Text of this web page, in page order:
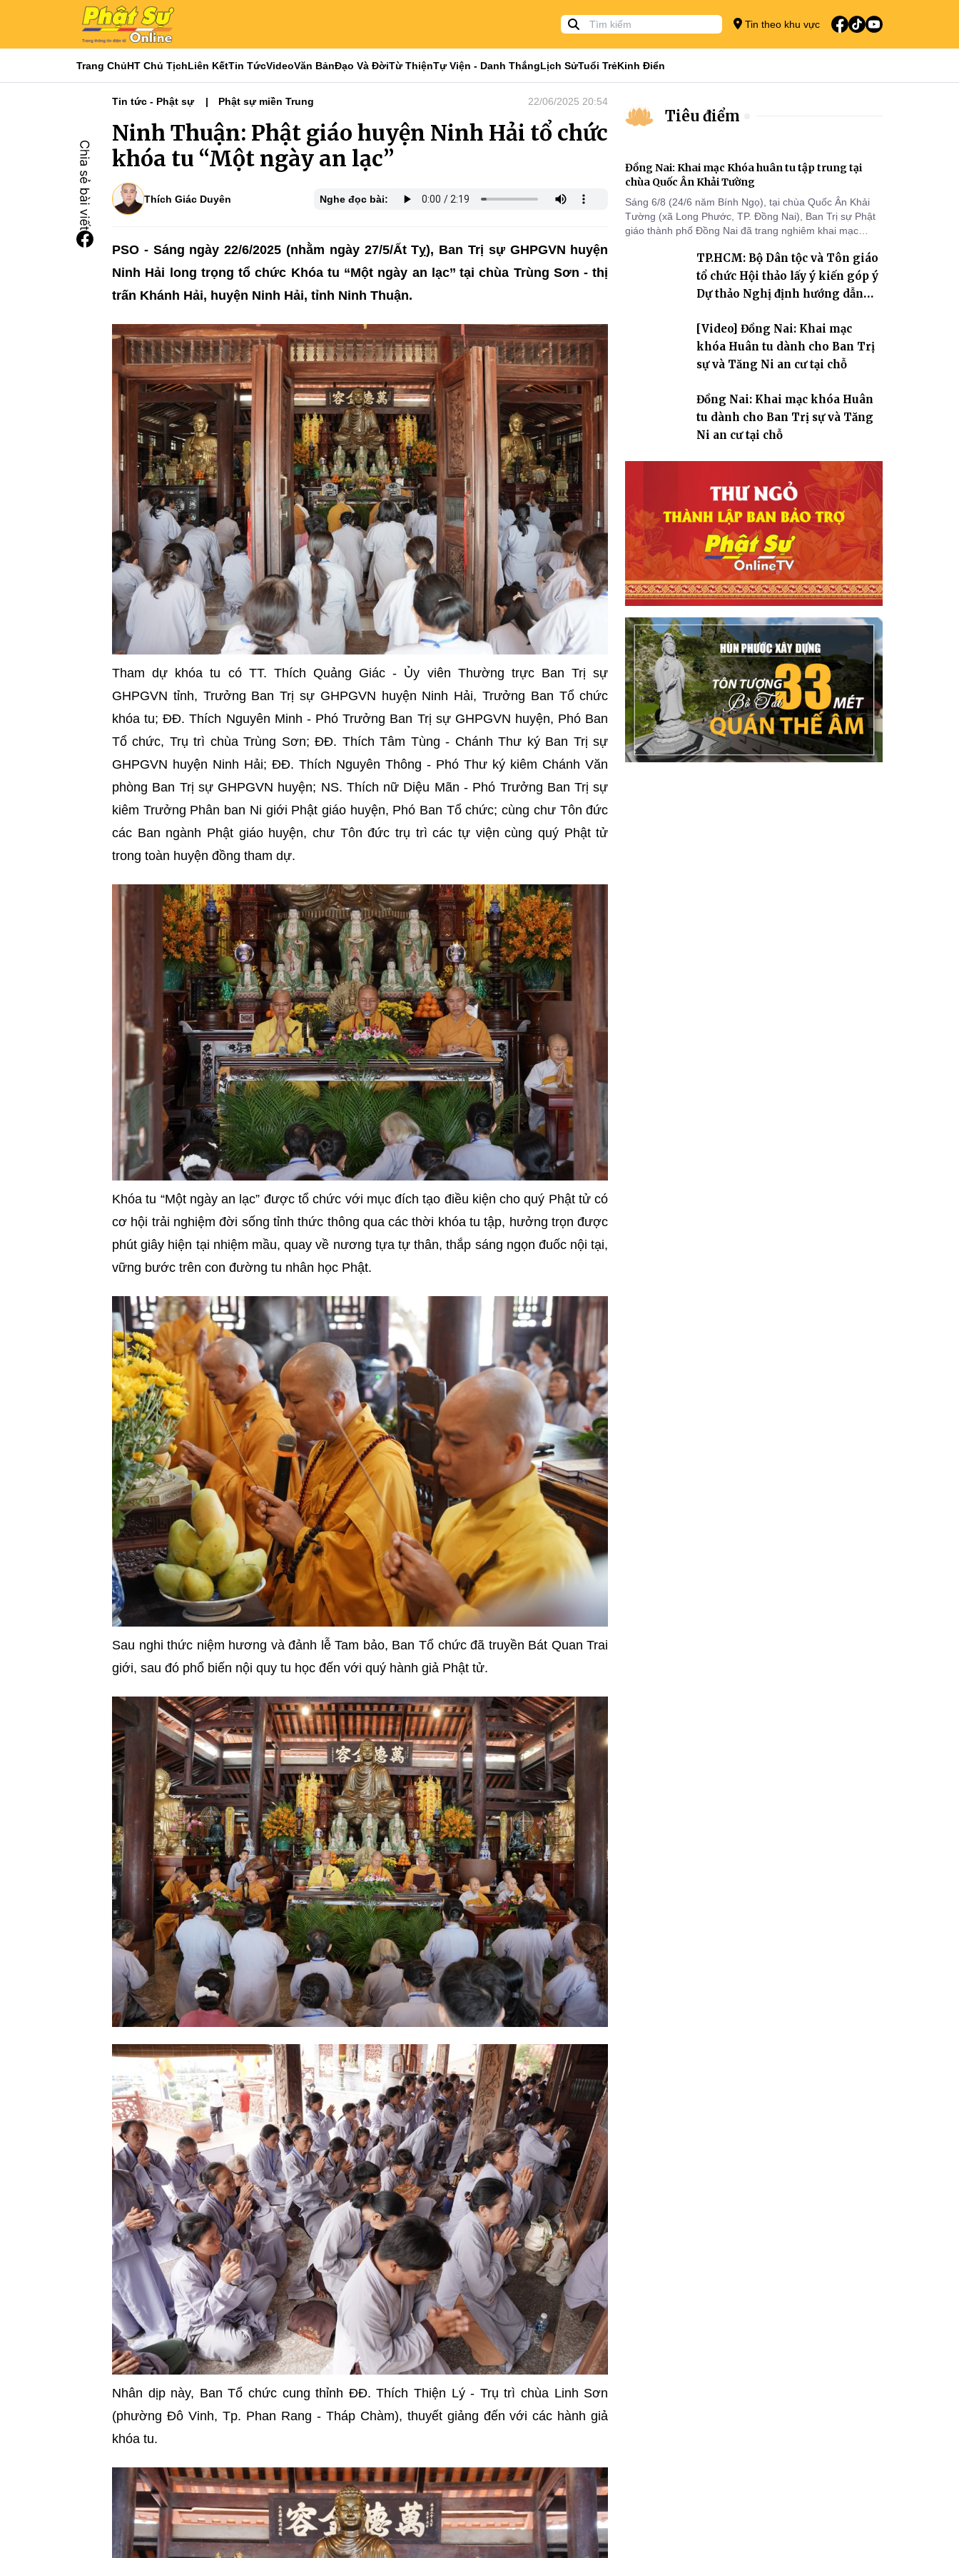
Tin theo khu vực
Trang ChủHT Chủ TịchLiên KếtTin TứcVideoVăn BảnĐạo Và ĐờiTừ ThiệnTự Viện - Danh ThắngLịch SửTuổi TrẻKinh Điển
Tin tức - Phật sự Phật sự miền Trung 22/06/2025 20:54
Ninh Thuận: Phật giáo huyện Ninh Hải tổ chức
khóa tu “Một ngày an lạc’’
Thích Giác Duyên Nghe đọc bài:
PSO - Sáng ngày 22/6/2025 (nhằm ngày 27/5/Ất Tỵ), Ban Trị sự GHPGVN huyện
Ninh Hải long trọng tổ chức Khóa tu “Một ngày an lạc’’ tại chùa Trùng Sơn - thị
trấn Khánh Hải, huyện Ninh Hải, tỉnh Ninh Thuận.
Tham dự khóa tu có TT. Thích Quảng Giác - Ủy viên Thường trực Ban Trị sự
GHPGVN tỉnh, Trưởng Ban Trị sự GHPGVN huyện Ninh Hải, Trưởng Ban Tổ chức
khóa tu; ĐĐ. Thích Nguyên Minh - Phó Trưởng Ban Trị sự GHPGVN huyện, Phó Ban
Tổ chức, Trụ trì chùa Trùng Sơn; ĐĐ. Thích Tâm Tùng - Chánh Thư ký Ban Trị sự
GHPGVN huyện Ninh Hải; ĐĐ. Thích Nguyên Thông - Phó Thư ký kiêm Chánh Văn
phòng Ban Trị sự GHPGVN huyện; NS. Thích nữ Diệu Mãn - Phó Trưởng Ban Trị sự
kiêm Trưởng Phân ban Ni giới Phật giáo huyện, Phó Ban Tổ chức; cùng chư Tôn đức
các Ban ngành Phật giáo huyện, chư Tôn đức trụ trì các tự viện cùng quý Phật tử
trong toàn huyện đồng tham dự.
Khóa tu “Một ngày an lạc” được tổ chức với mục đích tạo điều kiện cho quý Phật tử có
cơ hội trải nghiệm đời sống tỉnh thức thông qua các thời khóa tu tập, hưởng trọn được
phút giây hiện tại nhiệm mầu, quay về nương tựa tự thân, thắp sáng ngọn đuốc nội tại,
vững bước trên con đường tu nhân học Phật.
Sau nghi thức niệm hương và đảnh lễ Tam bảo, Ban Tổ chức đã truyền Bát Quan Trai
giới, sau đó phổ biến nội quy tu học đến với quý hành giả Phật tử.
Nhân dịp này, Ban Tổ chức cung thỉnh ĐĐ. Thích Thiện Lý - Trụ trì chùa Linh Sơn
(phường Đô Vinh, Tp. Phan Rang - Tháp Chàm), thuyết giảng đến với các hành giả
khóa tu.
Tiêu điểm
Đồng Nai: Khai mạc Khóa huân tu tập trung tại
chùa Quốc Ân Khải Tường
Sáng 6/8 (24/6 năm Bính Ngọ), tại chùa Quốc Ân Khải
Tường (xã Long Phước, TP. Đồng Nai), Ban Trị sự Phật
giáo thành phố Đồng Nai đã trang nghiêm khai mạc
2570 dành cho chư Tăng hành giả an cư tại chỗ khu vực
VII, VIII và trường hạ chùa Quốc Ân Khải Tường.
TP.HCM: Bộ Dân tộc và Tôn giáo
tổ chức Hội thảo lấy ý kiến góp ý
Dự thảo Nghị định hướng dẫn
giáo
[Video] Đồng Nai: Khai mạc
khóa Huân tu dành cho Ban Trị
sự và Tăng Ni an cư tại chỗ
Đồng Nai: Khai mạc khóa Huân
tu dành cho Ban Trị sự và Tăng
Ni an cư tại chỗ